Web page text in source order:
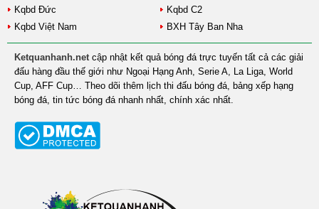
Kqbd Đức
Kqbd C2
Kqbd Việt Nam
BXH Tây Ban Nha
Ketquanhanh.net cập nhật kết quả bóng đá trực tuyến tất cả các giải
đấu hàng đầu thế giới như Ngoại Hạng Anh, Serie A, La Liga, World
Cup, AFF Cup… Theo dõi thêm lịch thi đấu bóng đá, bảng xếp hạng
bóng đá, tin tức bóng đá nhanh nhất, chính xác nhất.